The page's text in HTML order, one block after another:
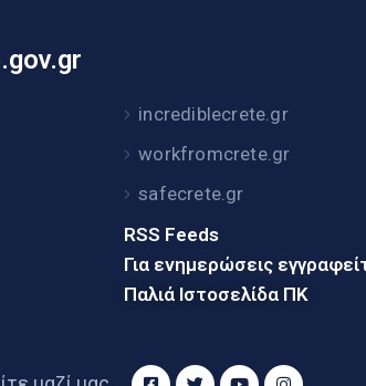
incrediblecrete.gr
workfromcrete.gr
safecrete.gr
RSS Feeds
Για ενημερώσεις
Παλιά Ιστοσελίδα ΠΚ